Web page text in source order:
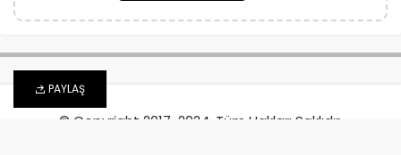
PAYLAŞ
© Copyright 2017-2024, Tüm Hakları Saklıdır.